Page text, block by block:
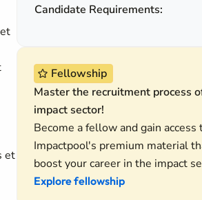
et
Candidate Requirements:
Fellowship
Master the recruitment process
impact sector!
Become a fellow and gain access
Impactpool's premium material
boost your career in the impact
Explore fellowship